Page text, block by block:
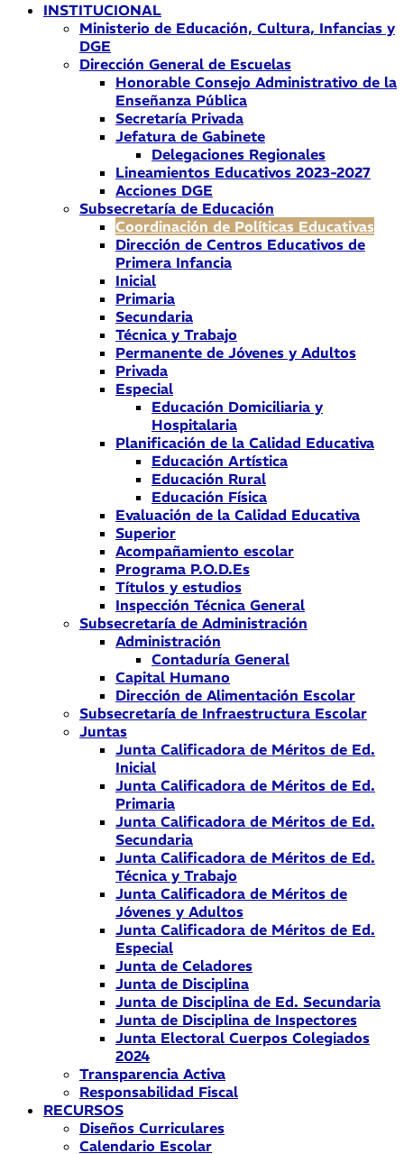
INSTITUCIONAL
Ministerio de Educación, Cultura, Infancias y
DGE
Dirección General de Escuelas
Honorable Consejo Administrativo de la
Enseñanza Pública
Secretaría Privada
Jefatura de Gabinete
Delegaciones Regionales
Lineamientos Educativos 2023-2027
Acciones DGE
Subsecretaría de Educación
Coordinación de Políticas Educativas
Dirección de Centros Educativos de
Primera Infancia
Inicial
Primaria
Secundaria
Técnica y Trabajo
Permanente de Jóvenes y Adultos
Privada
Especial
Educación Domiciliaria y
Hospitalaria
Planificación de la Calidad Educativa
Educación Artística
Educación Rural
Educación Física
Evaluación de la Calidad Educativa
Superior
Acompañamiento escolar
Programa P.O.D.Es
Títulos y estudios
Inspección Técnica General
Subsecretaría de Administración
Administración
Contaduría General
Capital Humano
Dirección de Alimentación Escolar
Subsecretaría de Infraestructura Escolar
Juntas
Junta Calificadora de Méritos de Ed.
Inicial
Junta Calificadora de Méritos de Ed.
Primaria
Junta Calificadora de Méritos de Ed.
Secundaria
Junta Calificadora de Méritos de Ed.
Técnica y Trabajo
Junta Calificadora de Méritos de
Jóvenes y Adultos
Junta Calificadora de Méritos de Ed.
Especial
Junta de Celadores
Junta de Disciplina
Junta de Disciplina de Ed. Secundaria
Junta de Disciplina de Inspectores
Junta Electoral Cuerpos Colegiados
2024
Transparencia Activa
Responsabilidad Fiscal
RECURSOS
Diseños Curriculares
Calendario Escolar